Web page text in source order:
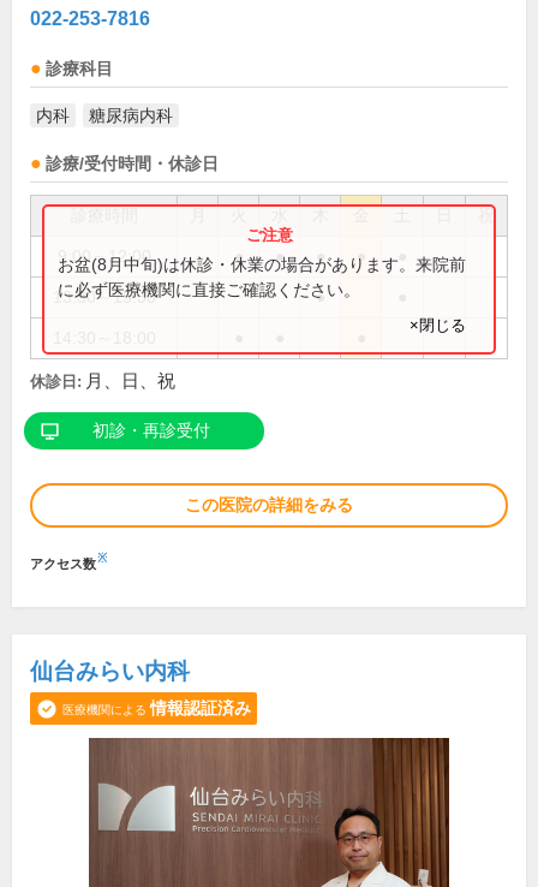
022-253-7816
診療科目
内科 糖尿病内科
診療/受付時間・休診日
祝
9:00～12:00 ● ● ● ●
13:30～15:30 ●
お盆(8月中旬)は休診・休業の場合があります。来院前
に必ず医療機関に直接ご確認ください。
×閉じる
休診日: 月、日、祝
初診・再診受付
この医院の詳細をみる
アクセス数※
仙台みらい内科
医療機関による 情報認証済み